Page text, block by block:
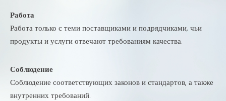
Работа
Работа только с теми поставщиками и подрядчиками, чьи
продукты и услуги отвечают требованиям качества.
Соблюдение
Соблюдение соответствующих законов и стандартов, а также
внутренних требований.